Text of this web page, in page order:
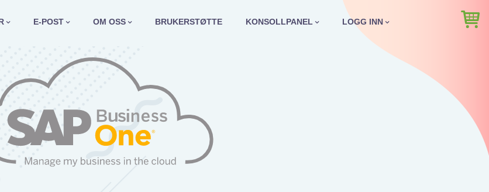
E-POST OM OSS BRUKERSTØTTE KONSOLLPANEL LOGG INN